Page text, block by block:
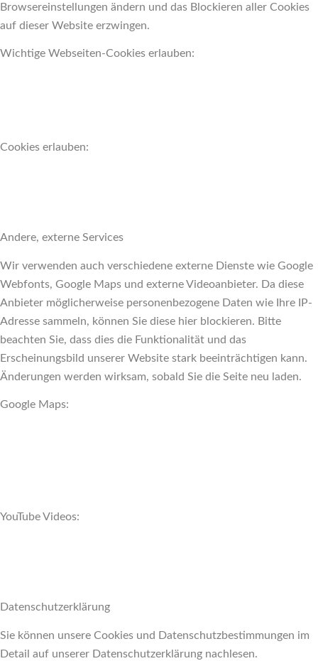
Browsereinstellungen ändern und das Blockieren aller Cookies
auf dieser Website erzwingen.
Wichtige Webseiten-Cookies erlauben:
Cookies erlauben:
Andere, externe Services
Wir verwenden auch verschiedene externe Dienste wie Google
Webfonts, Google Maps und externe Videoanbieter. Da diese
Anbieter möglicherweise personenbezogene Daten wie Ihre IP-
Adresse sammeln, können Sie diese hier blockieren. Bitte
beachten Sie, dass dies die Funktionalität und das
Erscheinungsbild unserer Website stark beeinträchtigen kann.
Änderungen werden wirksam, sobald Sie die Seite neu laden.
Google Maps:
YouTube Videos:
Datenschutzerklärung
Sie können unsere Cookies und Datenschutzbestimmungen im
Detail auf unserer Datenschutzerklärung nachlesen.